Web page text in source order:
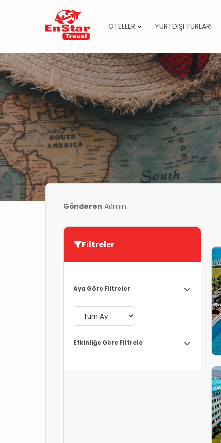
İçeriğe
OTELLER YURTDIŞI TURLARI
Gönderen Admin
Filtreler
Aya Göre Filtreler
Etkinliğe Göre Filtrele